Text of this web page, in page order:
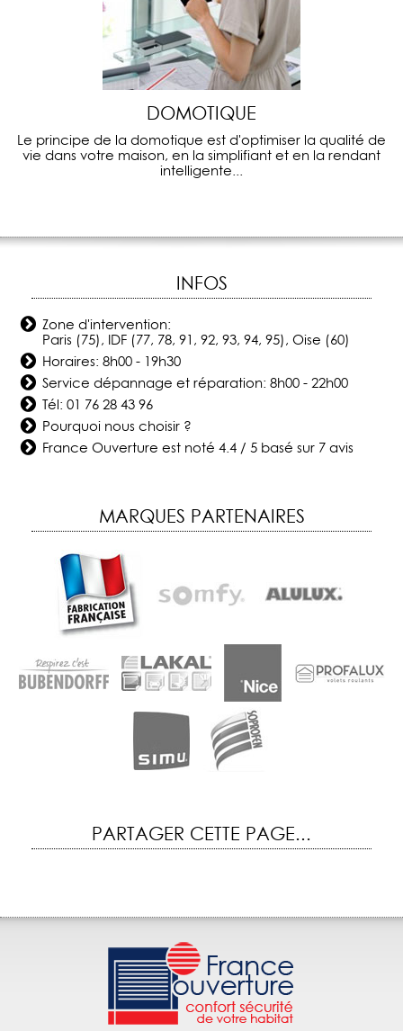
DOMOTIQUE
Le principe de la domotique est d'optimiser la qualité de
vie dans votre maison, en la simplifiant et en la rendant
intelligente...
INFOS
Zone d'intervention:
Paris (75), IDF (77, 78, 91, 92, 93, 94, 95), Oise (60)
Horaires: 8h00 - 19h30
Service dépannage et réparation: 8h00 - 22h00
Tél:01 76 28 43 96
Pourquoi nous choisir ?
France Ouverture est noté4.4 /5 basé sur 7avis
MARQUES PARTENAIRES
PARTAGER CETTE PAGE...